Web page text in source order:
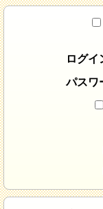
ログイ
パスワ